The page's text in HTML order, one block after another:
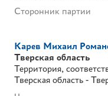
Сторонник партии
Карев Михаил
Тверская область
Территория,
Тверская область -